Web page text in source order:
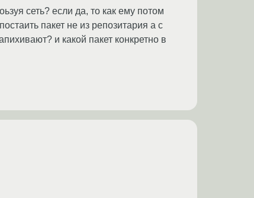
сеть? если да, то как ему потом
пакет не из репозитария а с
и какой пакет конкретно в